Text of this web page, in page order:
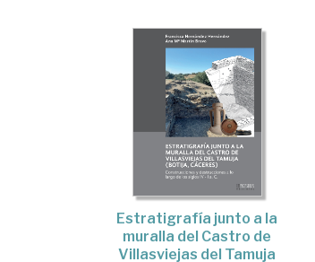
Estratigrafía junto a la
muralla del Castro de
Villasviejas del Tamuja